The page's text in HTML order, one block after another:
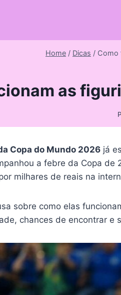
Home / Dicas / Como
as
Copa do Mundo 2026 já
a febre da Copa
milhares de reais na
sobre como elas
chances de encontrar e